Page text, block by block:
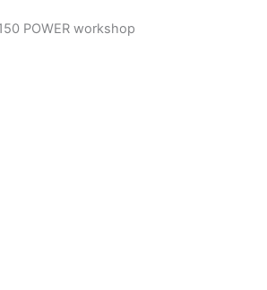
POWER workshop